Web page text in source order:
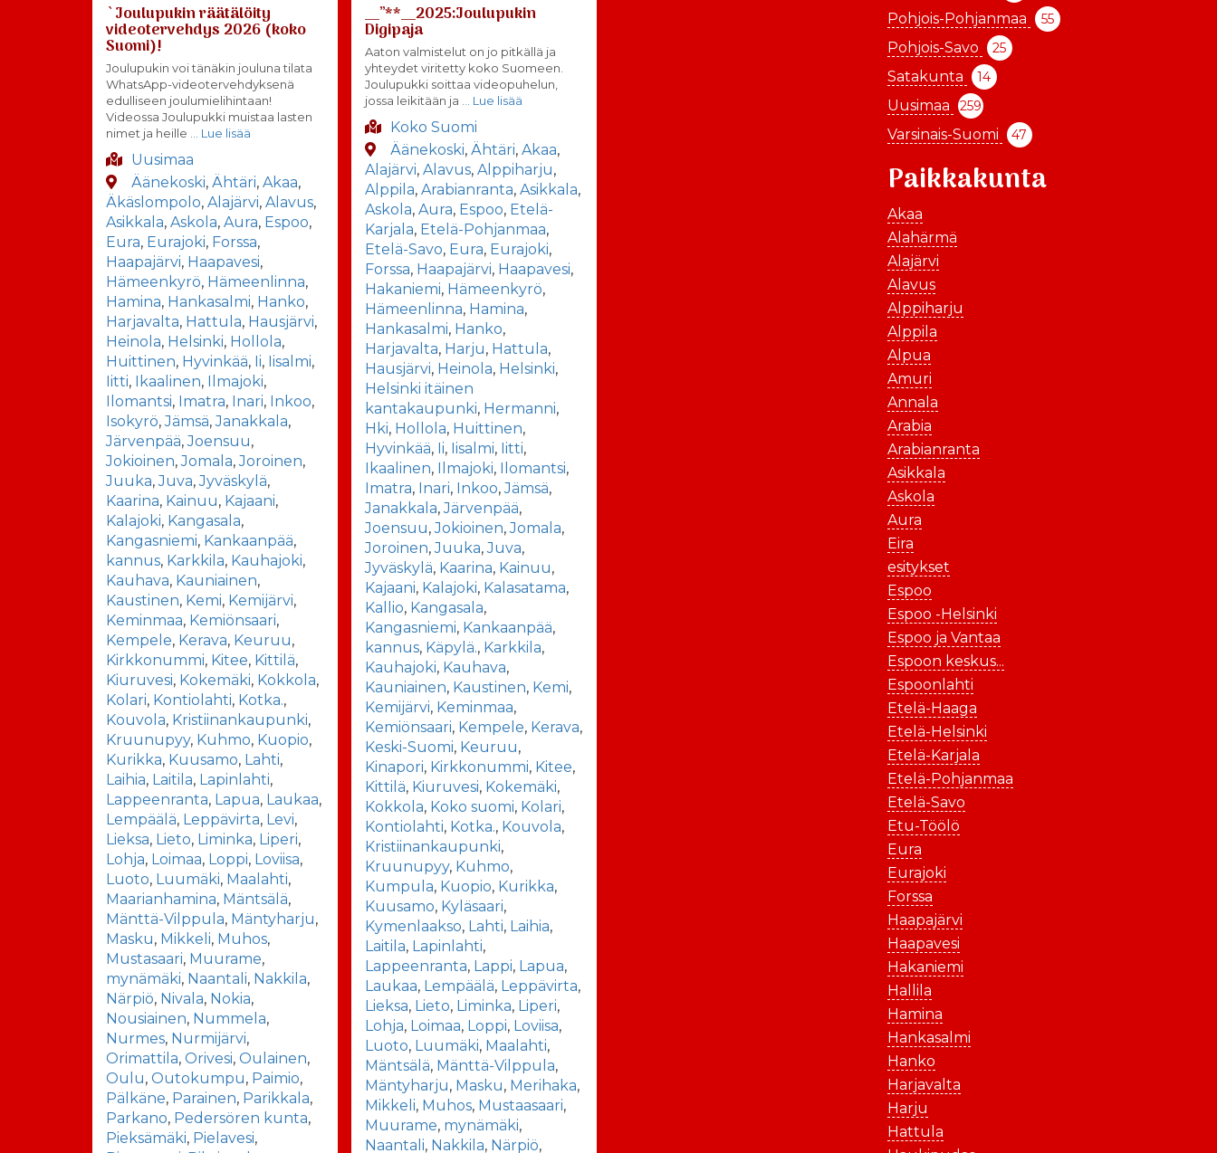
`Joulupukin räätälöity
videotervehdys 2026 (koko
Suomi)!
Joulupukin voi tänäkin jouluna tilata
WhatsApp-videotervehdyksenä
edulliseen joulumielihintaan!
Videossa Joulupukki muistaa lasten
nimet ja heille … Lue lisää
Uusimaa
Äänekoski, Ähtäri, Akaa,
Äkäslompolo, Alajärvi, Alavus,
Asikkala, Askola, Aura, Espoo,
Eura, Eurajoki, Forssa,
Haapajärvi, Haapavesi,
Hämeenkyrö, Hämeenlinna,
Hamina, Hankasalmi, Hanko,
Harjavalta, Hattula, Hausjärvi,
Heinola, Helsinki, Hollola,
Huittinen, Hyvinkää, Ii, Iisalmi,
Iitti, Ikaalinen, Ilmajoki,
Ilomantsi, Imatra, Inari, Inkoo,
Isokyrö,Jämsä,Janakkala,
Järvenpää,Joensuu,
Jokioinen,Jomala,Joroinen,
Juuka,Juva,Jyväskylä,
Kaarina, Kainuu, Kajaani,
Kalajoki, Kangasala,
Kangasniemi, Kankaanpää,
kannus, Karkkila, Kauhajoki,
Kauhava, Kauniainen,
Kaustinen, Kemi, Kemijärvi,
Keminmaa, Kemiönsaari,
Kempele, Kerava, Keuruu,
Kirkkonummi, Kitee, Kittilä,
Kiuruvesi, Kokemäki, Kokkola,
Kolari, Kontiolahti, Kotka.,
Kouvola, Kristiinankaupunki,
Kruunupyy, Kuhmo, Kuopio,
Kurikka, Kuusamo, Lahti,
Laihia, Laitila, Lapinlahti,
Lappeenranta, Lapua, Laukaa,
Lempäälä, Leppävirta, Levi,
Lieksa, Lieto, Liminka, Liperi,
Lohja, Loimaa, Loppi, Loviisa,
Luoto, Luumäki, Maalahti,
Maarianhamina, Mäntsälä,
Mänttä-Vilppula, Mäntyharju,
Masku, Mikkeli, Muhos,
Mustasaari, Muurame,
mynämäki, Naantali, Nakkila,
Närpiö, Nivala, Nokia,
Nousiainen, Nummela,
Nurmes, Nurmijärvi,
Orimattila, Orivesi, Oulainen,
Oulu, Outokumpu, Paimio,
Pälkäne, Parainen, Parikkala,
Parkano, Pedersören kunta,
Pieksämäki, Pielavesi,
__”**__2025:Joulupukin
Digipaja
Aaton valmistelut on jo pitkällä ja
yhteydet viritetty koko Suomeen.
Joulupukki soittaa videopuhelun,
jossa leikitään ja … Lue lisää
Koko Suomi
Äänekoski,Ähtäri,Akaa,
Alajärvi,Alavus,Alppiharju,
Alppila,Arabianranta,Asikkala,
Askola,Aura, Espoo, Etelä-
Karjala, Etelä-Pohjanmaa,
Etelä-Savo, Eura, Eurajoki,
Forssa, Haapajärvi, Haapavesi,
Hakaniemi, Hämeenkyrö,
Hämeenlinna, Hamina,
Hankasalmi, Hanko,
Harjavalta, Harju, Hattula,
Hausjärvi, Heinola, Helsinki,
Helsinki itäinen
kantakaupunki, Hermanni,
Hki, Hollola, Huittinen,
Hyvinkää, Ii, Iisalmi, Iitti,
Ikaalinen, Ilmajoki, Ilomantsi,
Imatra, Inari, Inkoo,Jämsä,
Janakkala,Järvenpää,
Joensuu,Jokioinen,Jomala,
Joroinen,Juuka,Juva,
Jyväskylä, Kaarina, Kainuu,
Kajaani, Kalajoki, Kalasatama,
Kallio, Kangasala,
Kangasniemi, Kankaanpää,
kannus, Käpylä., Karkkila,
Kauhajoki, Kauhava,
Kauniainen, Kaustinen, Kemi,
Kemijärvi, Keminmaa,
Kemiönsaari, Kempele, Kerava,
Keski-Suomi, Keuruu,
Kinapori, Kirkkonummi, Kitee,
Kittilä, Kiuruvesi, Kokemäki,
Kokkola, Koko suomi, Kolari,
Kontiolahti, Kotka., Kouvola,
Kristiinankaupunki,
Kruunupyy, Kuhmo,
Kumpula, Kuopio, Kurikka,
Kuusamo, Kyläsaari,
Kymenlaakso, Lahti, Laihia,
Laitila, Lapinlahti,
Lappeenranta, Lappi, Lapua,
Laukaa, Lempäälä, Leppävirta,
Lieksa, Lieto, Liminka, Liperi,
Lohja, Loimaa, Loppi, Loviisa,
Luoto, Luumäki, Maalahti,
Mäntsälä, Mänttä-Vilppula,
Mäntyharju, Masku, Merihaka,
Mikkeli, Muhos, Mustaasaari,
Muurame, mynämäki,
Naantali, Nakkila, Närpiö,
Pohjois-Pohjanmaa 55
Pohjois-Savo 25
Satakunta 14
Uusimaa 259
Varsinais-Suomi 47
Paikkakunta
Akaa
Alahärmä
Alajärvi
Alavus
Alppiharju
Alppila
Alpua
Amuri
Annala
Arabia
Arabianranta
Asikkala
Askola
Aura
Eira
esitykset
Espoo
Espoo -Helsinki
Espoo ja Vantaa
Espoon keskus...
Espoonlahti
Etelä-Haaga
Etelä-Helsinki
Etelä-Karjala
Etelä-Pohjanmaa
Etelä-Savo
Etu-Töölö
Eura
Eurajoki
Forssa
Haapajärvi
Haapavesi
Hakaniemi
Hallila
Hamina
Hankasalmi
Hanko
Harjavalta
Harju
Hattula